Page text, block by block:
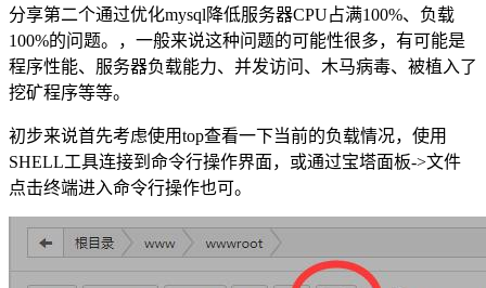
分享第二个通过优化mysql降低服务器CPU占满100%、负载
100%的问题。，一般来说这种问题的可能性很多，有可能是
程序性能、服务器负载能力、并发访问、木马病毒、被植入了
挖矿程序等等。
初步来说首先考虑使用top查看一下当前的负载情况，使用
SHELL工具连接到命令行操作界面，或通过宝塔面板->文件
点击终端进入命令行操作也可。